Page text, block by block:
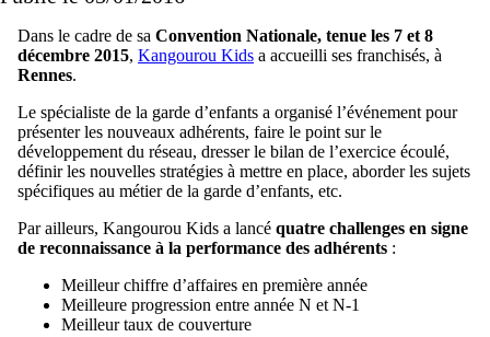
Dans le cadre de sa Convention Nationale, tenue les 7 et 8
décembre 2015, Kangourou Kids a accueilli ses franchisés, à
Rennes.
Le spécialiste de la garde d’enfants a organisé l’événement pour
présenter les nouveaux adhérents, faire le point sur le
développement du réseau, dresser le bilan de l’exercice écoulé,
définir les nouvelles stratégies à mettre en place, aborder les sujets
spécifiques au métier de la garde d’enfants, etc.
Par ailleurs, Kangourou Kids a lancé quatre challenges en signe
de reconnaissance à la performance des adhérents :
Meilleur chiffre d’affaires en première année
Meilleure progression entre année N et N-1
Meilleur taux de couverture